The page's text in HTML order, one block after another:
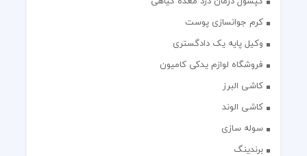
کرم جوانسازی پوست
وکیل پایه یک دادگستری
فروشگاه لوازم یدکی کامیون
کاشی البرز
کاشی الوند
سوله سازی
برندینگ